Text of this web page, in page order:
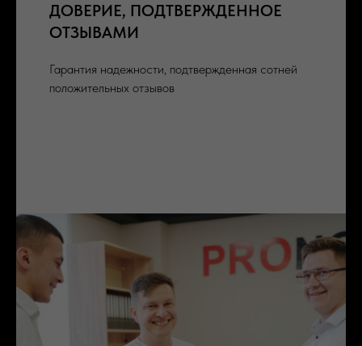
ДОВЕРИЕ, ПОДТВЕРЖДЕННОЕ
ОТЗЫВАМИ
Гарантия надежности, подтвержденная сотней
положительных отзывов